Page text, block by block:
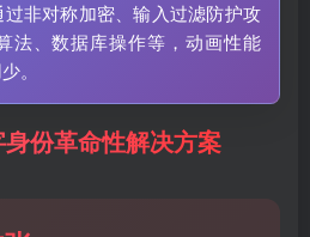
非对称加密、输入过滤防护攻
法、数据库操作等，动画性能
。
份革命性解决方案